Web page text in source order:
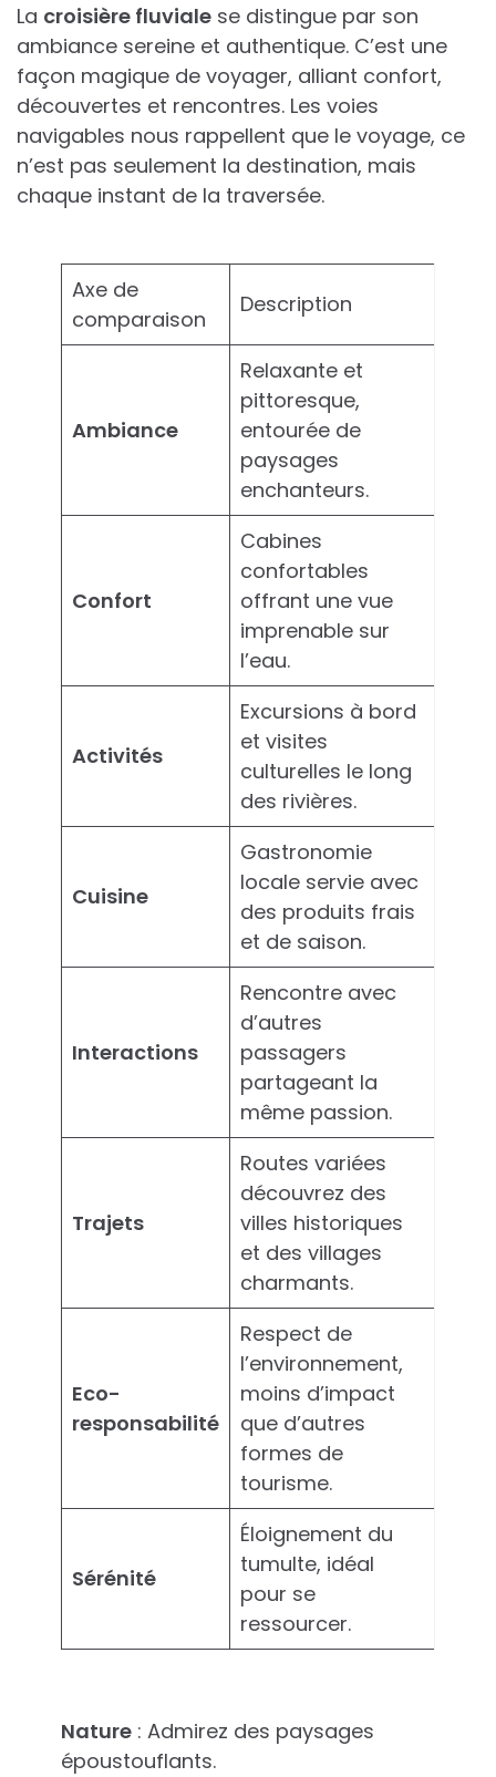
La croisière fluviale se distingue par son
ambiance sereine et authentique. C’est une
façon magique de voyager, alliant confort,
découvertes et rencontres. Les voies
navigables nous rappellent que le voyage, ce
n’est pas seulement la destination, mais
chaque instant de la traversée.
Axe de
comparaison
Description
Ambiance
Relaxante et
pittoresque,
entourée de
paysages
enchanteurs.
Confort
Cabines
confortables
offrant une vue
imprenable sur
l’eau.
Activités
Excursions à bord
et visites
culturelles le long
des rivières.
Cuisine
Gastronomie
locale servie avec
des produits frais
et de saison.
Interactions
Rencontre avec
d’autres
passagers
partageant la
même passion.
Trajets
Routes variées
découvrez des
villes historiques
et des villages
charmants.
Eco-
responsabilité
Respect de
l’environnement,
moins d’impact
que d’autres
formes de
tourisme.
Sérénité
Éloignement du
tumulte, idéal
pour se
ressourcer.
Nature : Admirez des paysages
époustouflants.